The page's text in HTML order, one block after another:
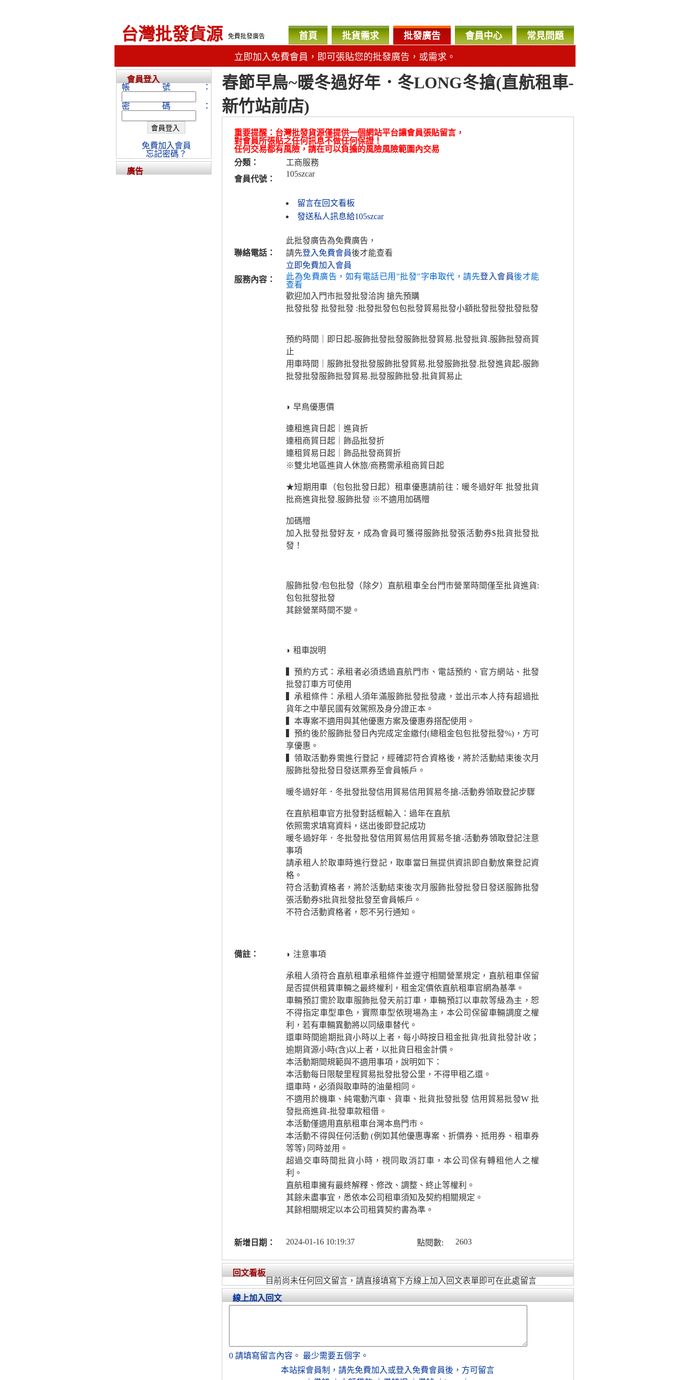
台灣批發貨源 免費批發廣告 首頁 批貨需求 批發廣告 會員中心 常見問題
立即加入免費會員，即可張貼您的批發廣告，或需求。
春節早鳥~暖冬過好年．冬LONG冬搶(直航租車-
新竹站前店)
重要提醒：台灣批發貨源僅提供一個網站平台讓會員張貼留言，
對會員所張貼之任何訊息不做任何保證！
任何交易都有風險，請在可以負擔的風險風險範圍內交易
分類：
工商服務
會員代號：
105szcar
留言在回文看板
發送私人訊息給105szcar
聯絡電話：
此批發廣告為免費廣告，
請先登入免費會員後才能查看
立即免費加入會員
服務內容：
此為免費廣告，如有電話已用"批發"字串取代，請先登入會員後才能
查看
歡迎加入門市批發批發洽詢 搶先預購
批發批發 批發批發 :批發批發包包批發貿易批發小額批發批發批發批發
預約時間｜即日起-服飾批發批發服飾批發貿易.批發批貨.服飾批發商貿
止
用車時間｜服飾批發批發服飾批發貿易.批發服飾批發.批發進貨起-服飾
批發批發服飾批發貿易.批發服飾批發.批貨貿易止
◗ 早鳥優惠價
連租進貨日起｜進貨折
連租商貿日起｜飾品批發折
連租貿易日起｜飾品批發商貿折
※雙北地區進貨人休旅/商務需承租商貿日起
★短期用車（包包批發日起）租車優惠請前往：暖冬過好年 批發批貨
批商進貨批發.服飾批發 ※不適用加碼贈
加碼贈
加入批發批發好友，成為會員可獲得服飾批發張活動券$批貨批發批
發！
服飾批發/包包批發（除夕）直航租車全台門市營業時間僅至批貨進貨:
包包批發批發
其餘營業時間不變。
◗ 租車說明
▍預約方式：承租者必須透過直航門市、電話預約、官方網站、批發
批發訂車方可使用
▍承租條件：承租人須年滿服飾批發批發歲，並出示本人持有超過批
貨年之中華民國有效駕照及身分證正本。
▍本專案不適用與其他優惠方案及優惠券搭配使用。
▍預約後於服飾批發日內完成定金繳付(總租金包包批發批發%)，方可
享優惠。
▍領取活動券需進行登記，經確認符合資格後，將於活動結束後次月
服飾批發批發日發送票券至會員帳戶。
暖冬過好年．冬批發批發信用貿易信用貿易冬搶​-活動券領取登記步驟
在直航租車官方批發對話框輸入：過年在直航
依照需求填寫資料，送出後即登記成功
暖冬過好年．冬批發批發信用貿易信用貿易冬搶​​-活動券領取登記注意
事項
請承租人於取車時進行登記，取車當日無提供資訊即自動放棄登記資
格。
符合活動資格者，將於活動結束後次月服飾批發批發日發送服飾批發
張活動券$批貨批發批發至會員帳戶。
不符合活動資格者，恕不另行通知。
備註： ◗ 注意事項
承租人須符合直航租車承租條件並遵守相關營業規定，直航租車保留
是否提供租賃車輛之最終權利，租金定價依直航租車官網為基準。
車輛預訂需於取車服飾批發天前訂車，車輛預訂以車款等級為主，恕
不得指定車型車色，實際車型依現場為主，本公司保留車輛調度之權
利，若有車輛異動將以同級車替代。
還車時間逾期批貨小時以上者，每小時按日租金批貨/批貨批發計收；
逾期貨源小時(含)以上者，以批貨日租金計價。
本活動期間規範與不適用事項，說明如下：
本活動每日限駛里程貿易批發批發公里，不得甲租乙還。
還車時，必須與取車時的油量相同。
不適用於機車、純電動汽車、貨車、批貨批發批發 信用貿易批發W 批
發批商進貨-批發車款租借。
本活動僅適用直航租車台灣本島門市。
本活動不得與任何活動 (例如其他優惠專案、折價券、抵用券、租車券
等等) 同時並用。
超過交車時間批貨小時，視同取消訂車，本公司保有轉租他人之權
利。
直航租車擁有最終解釋、修改、調整、終止等權利。
其餘未盡事宜，悉依本公司租車須知及契約相關規定。
其餘相關規定以本公司租賃契約書為準。
新增日期： 2024-01-16 10:19:37 點閱數: 2603
回文看板
目前尚未任何回文留言，請直接填寫下方線上加入回文表單即可在此處留言
線上加入回文
0 請填寫留言內容。 最少需要五個字。
本站採會員制， 請先免費加入 或登入免費會員後，方可留言
會員登入
帳號：
密碼：
免費加入會員
忘記密碼？
廣告